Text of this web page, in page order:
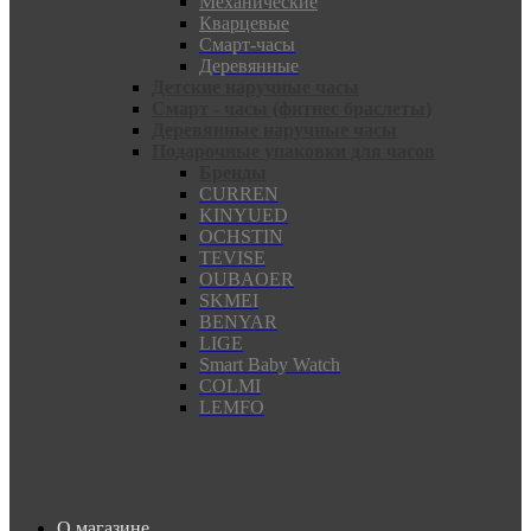
Кварцевые
Смарт-часы
Деревянные
CURREN
KINYUED
OCHSTIN
TEVISE
OUBAOER
SKMEI
BENYAR
LIGE
Smart Baby Watch
COLMI
LEMFO